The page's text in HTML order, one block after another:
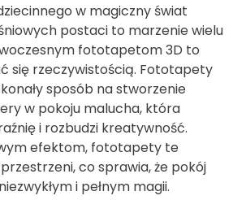
w magiczny świat
postaci to marzenie wielu
fototapetom 3D to
się rzeczywistością. Fototapety
sposób na stworzenie
w pokoju malucha, która
i rozbudzi kreatywność.
efektom, fototapety te
co sprawia, że pokój
i pełnym magii.